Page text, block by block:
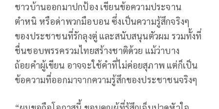
ชาวบ้านออกมาปกป้อง เขียนข้อความประจาน
ตำหนิ หรือด่าพวกมือบอน ซึ่งเป็นความรู้สึกจริงๆ
ของประชาชนที่รักลุงตู่ และสนับสนุนตัวผม รวมทั้งที่
ชื่นชอบพรรครวมไทยสร้างชาติด้วย แม้ว่าบาง
ถ้อยคำผู้เขียน อาจจะใช้คำที่ไม่ค่อยสุภาพ แต่ก็เป็น
ข้อความที่ออกมาจากความรู้สึกของประชาชนจริงๆ